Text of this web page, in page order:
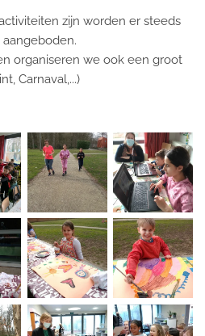
zijn worden er steeds
organiseren we ook een groot
Carnaval,...)